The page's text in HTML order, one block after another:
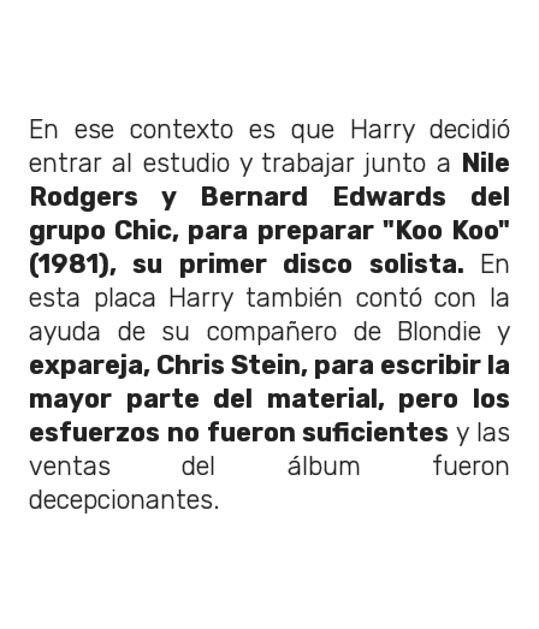
En ese contexto es que Harry decidió
entrar al estudio y trabajar junto a Nile
Rodgers y Bernard Edwards del
grupo Chic, para preparar "Koo Koo"
(1981), su primer disco solista.
En
esta placa Harry también contó con la
ayuda de su compañero de Blondie y
expareja, Chris Stein, para escribir la
mayor parte del material, pero los
esfuerzos no fueron suficientes y las
ventas del álbum fueron
decepcionantes.